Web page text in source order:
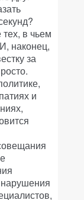
в чьем
наконец,
за
и